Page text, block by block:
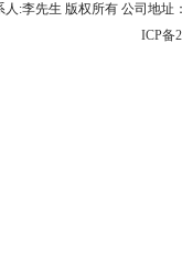
:李先生 版权所有 公司地
ICP备